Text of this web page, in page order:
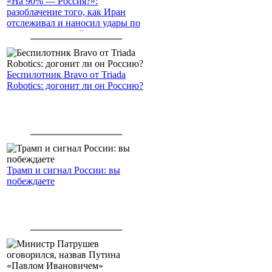
разоблачение того, как Иран
отслеживал и наносил удары по
американским войскам
Беспилотник Bravo от Triada
Robotics: догонит ли он Россию?
Трамп и сигнал России: вы
побеждаете